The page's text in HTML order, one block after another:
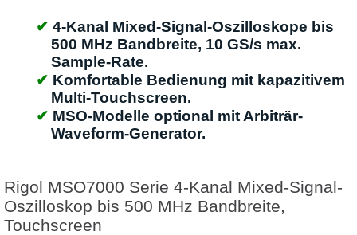
4-Kanal Mixed-Signal-Oszilloskope bis
500 MHz Bandbreite, 10 GS/s max.
Sample-Rate.
Komfortable Bedienung mit kapazitivem
Multi-Touchscreen.
MSO-Modelle optional mit Arbiträr-
Waveform-Generator.
Rigol MSO7000 Serie 4-Kanal Mixed-Signal-
Oszilloskop bis 500 MHz Bandbreite,
Touchscreen